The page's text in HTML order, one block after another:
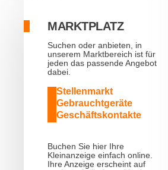
MARKTPLATZ
Suchen oder anbieten, in
unserem Marktbereich ist für
jeden das passende Angebot
dabei.
Stellenmarkt
Gebrauchtgeräte
Geschäftskontakte
Buchen Sie hier Ihre
Kleinanzeige einfach online.
Ihre Anzeige erscheint auf